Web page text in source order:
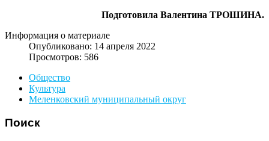
Подготовила Валентина ТРОШИНА.
Информация о материале
Опубликовано: 14 апреля 2022
Просмотров: 586
Общество
Культура
Меленковский муниципальный округ
Поиск